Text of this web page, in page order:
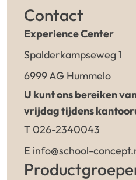
Contact
Experience Center
Spalderkampseweg 1
6999 AG Hummelo
U kunt ons bereiken
vrijdag tijdens
T 026-2340043
E info@school-